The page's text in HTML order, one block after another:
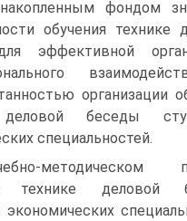
фондом
обучения технике
эффективной
организации
беседы
специальностей.
методическом
технике деловой
экономических